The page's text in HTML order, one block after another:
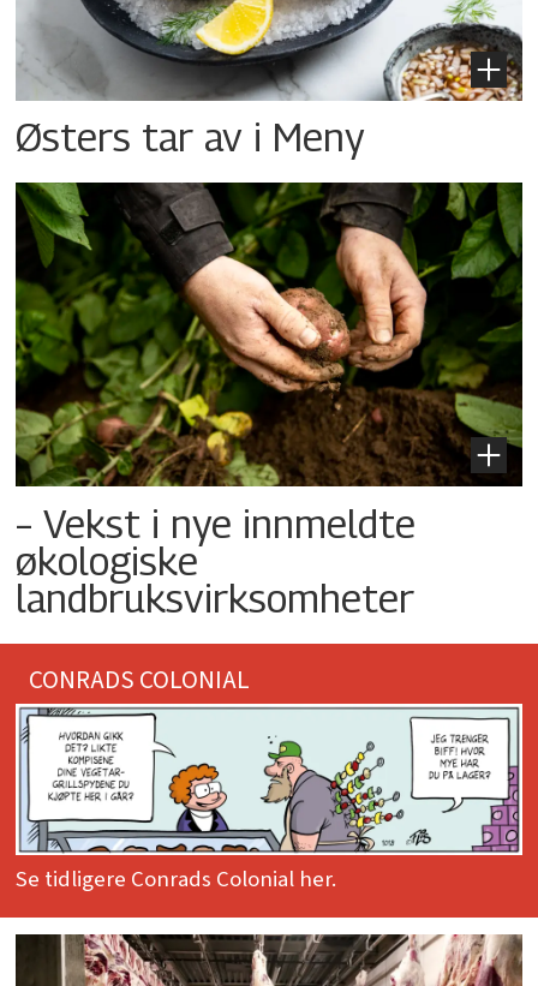
Østers tar av i Meny
– Vekst i nye innmeldte
økologiske
landbruksvirksomheter
CONRADS COLONIAL
Se tidligere Conrads Colonial her.